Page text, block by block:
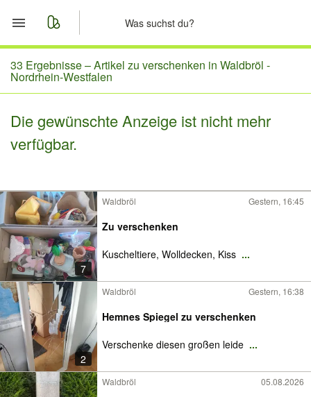
Start
Merkliste
Nachrichten
33 Ergebnisse –Artikel zu verschenken in Waldbröl -
Nordrhein-Westfalen
Die gewünschte Anzeige ist nicht mehr
verfügbar.
7
Waldbröl Gestern, 16:45
Zu verschenken
Kuscheltiere, Wolldecken, Kiss ...
2
Waldbröl Gestern, 16:38
Hemnes Spiegel zu verschenken
Verschenke diesen großen leide ...
Waldbröl 05.08.2026